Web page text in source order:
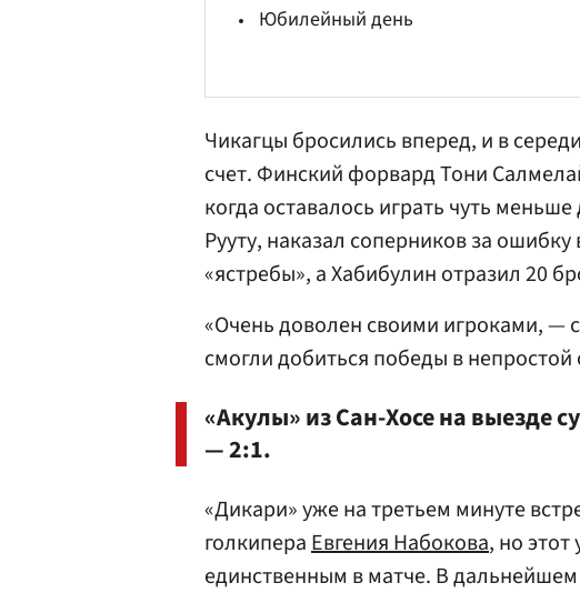
Юбилейный день
Чикагцы бросились вперед, и в
счет. Финский форвардТони
когда оставалось играть чуть
Рууту, наказал соперников за
«ястребы», а Хабибулин отразил 20
«Очень доволен своими игроками, —
смогли добиться победы в непростой
«Акулы» из Сан-Хосе на выезде
— 2:1.
«Дикари» уже на третьем минуте
голкипераЕвгения Набокова, но этот
единственным в матче. В